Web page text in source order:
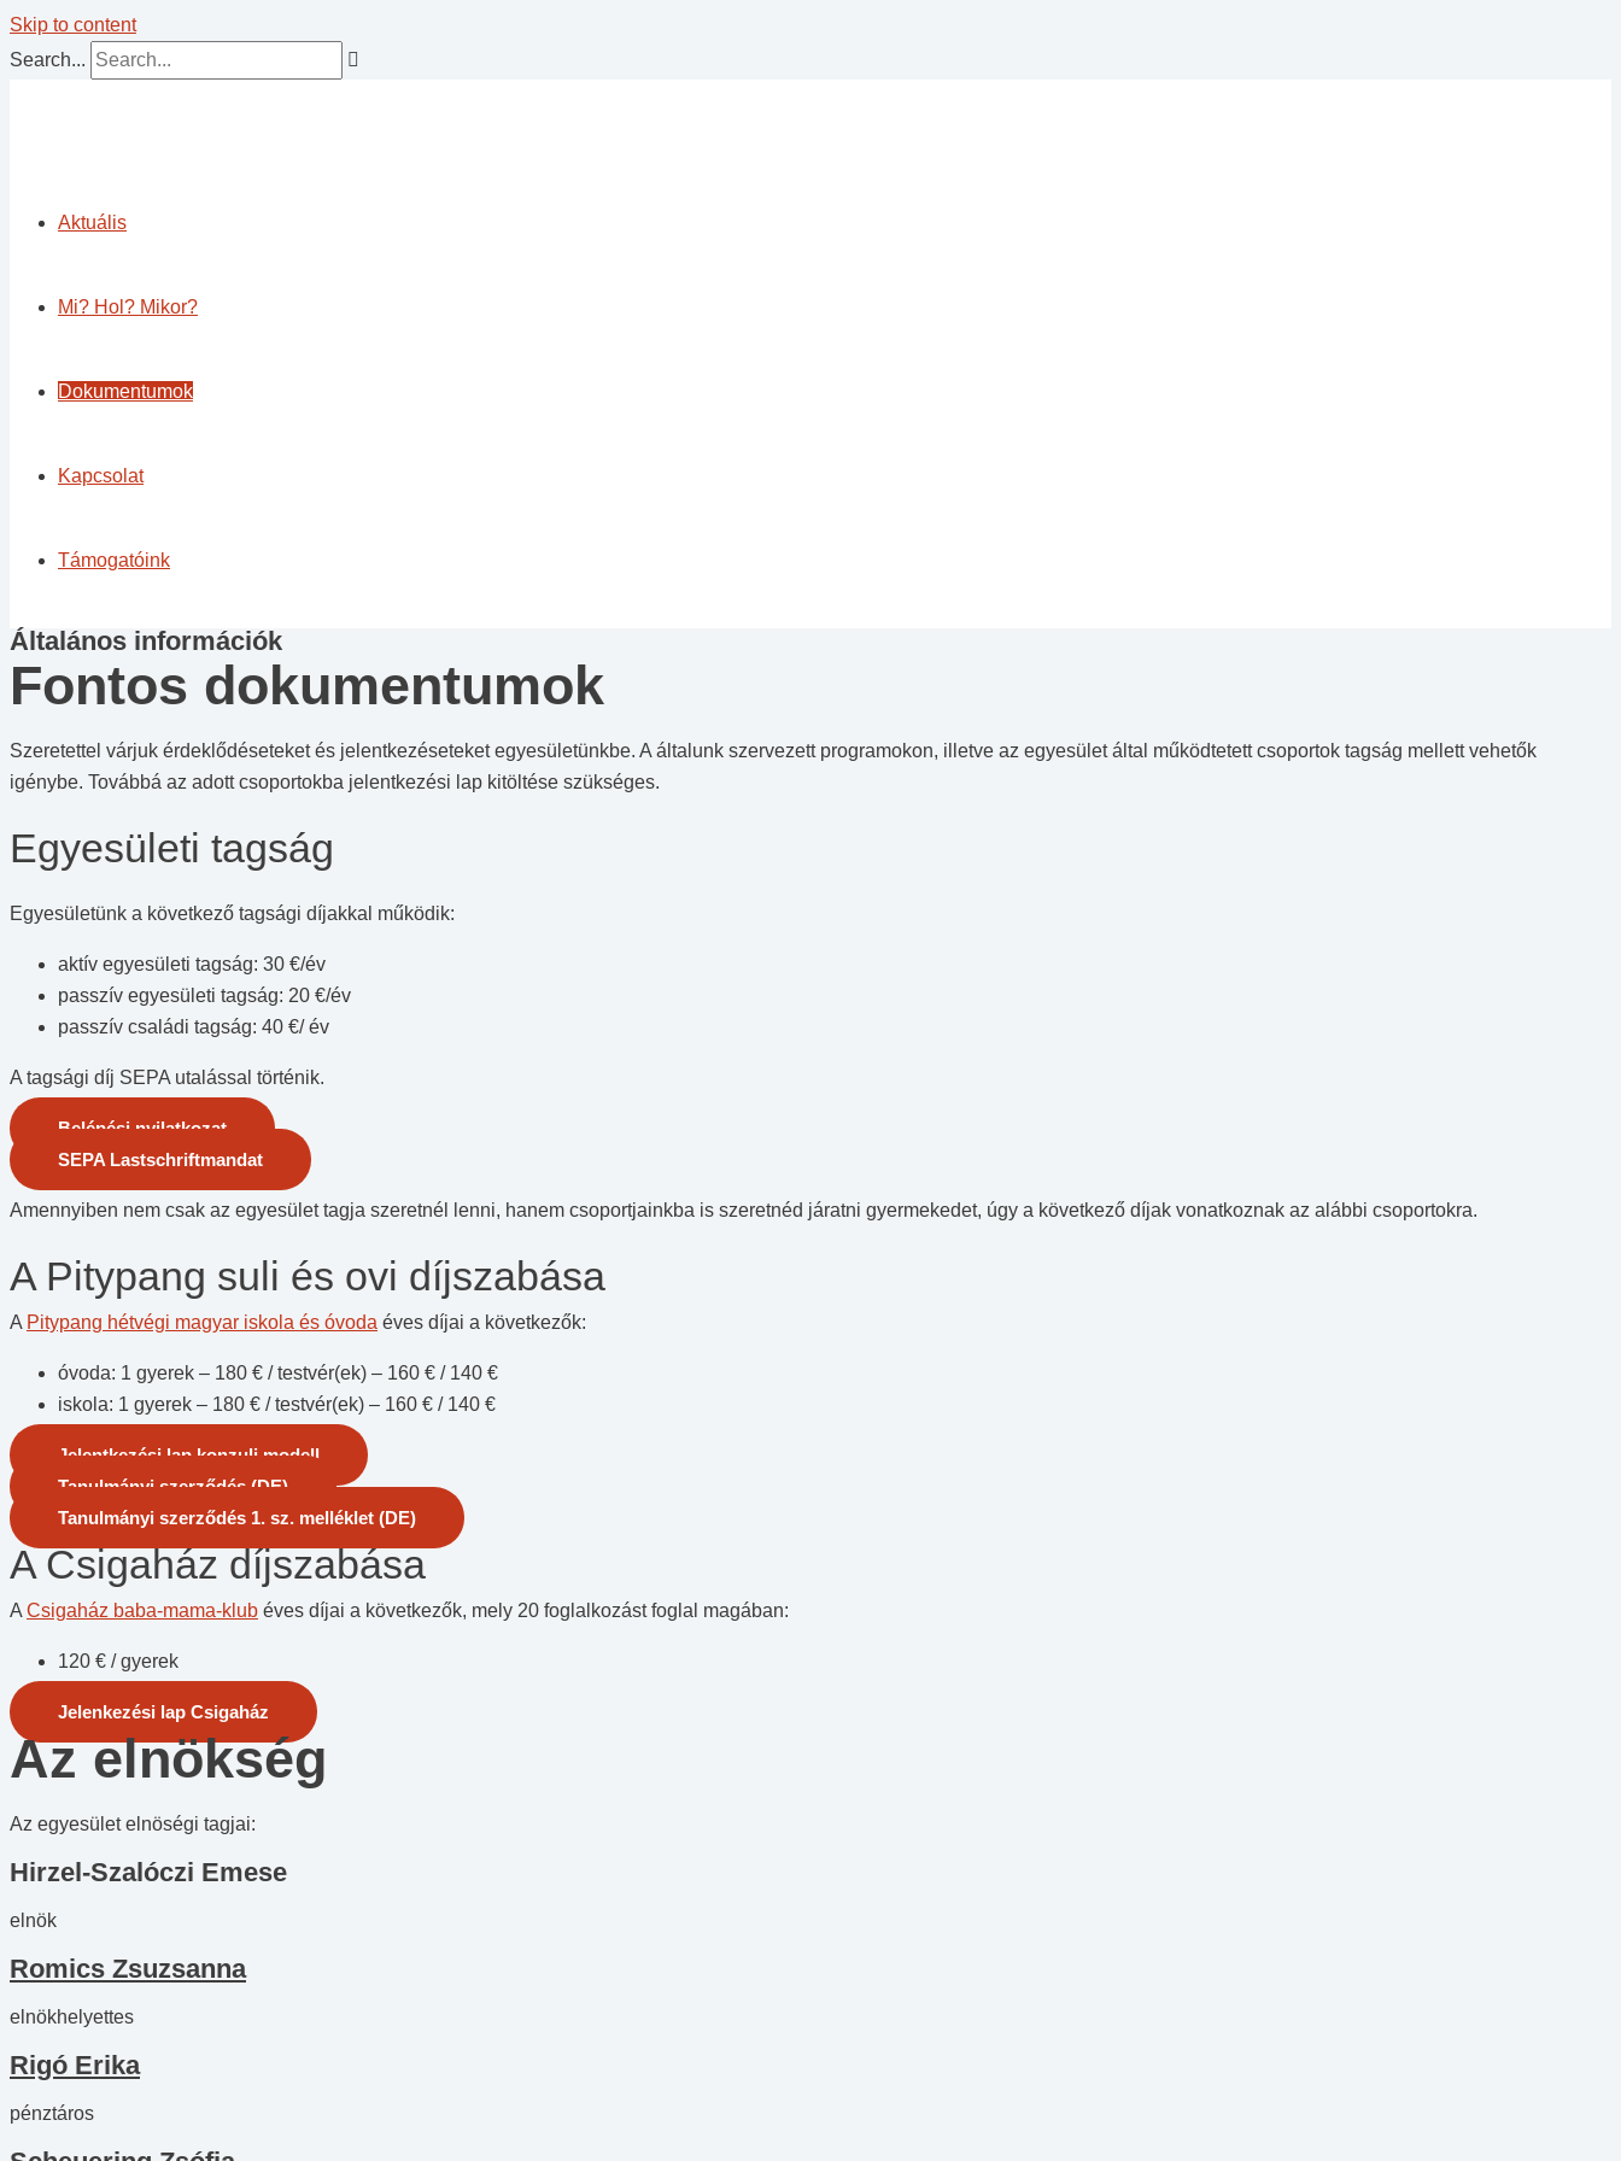
Skip to content
Search...
Aktuális
Mi? Hol? Mikor?
Dokumentumok
Kapcsolat
Támogatóink
Általános információk
Fontos dokumentumok
Szeretettel várjuk érdeklődéseteket és jelentkezéseteket egyesületünkbe. A általunk szervezett programokon, illetve az egyesület által működtetett csoportok tagság mellett vehetők
igénybe. Továbbá az adott csoportokba jelentkezési lap kitöltése szükséges.
Egyesületi tagság
Egyesületünk a következő tagsági díjakkal működik:
aktív egyesületi tagság: 30 €/év
passzív egyesületi tagság: 20 €/év
passzív családi tagság: 40 €/ év
A tagsági díj SEPA utalással történik.
Belépési nyilatkozat
SEPA Lastschriftmandat
Amennyiben nem csak az egyesület tagja szeretnél lenni, hanem csoportjainkba is szeretnéd járatni gyermekedet, úgy a következő díjak vonatkoznak az alábbi csoportokra.
A Pitypang suli és ovi díjszabása
A Pitypang hétvégi magyar iskola és óvoda éves díjai a következők:
óvoda: 1 gyerek – 180 € / testvér(ek) – 160 € / 140 €
iskola: 1 gyerek – 180 € / testvér(ek) – 160 € / 140 €
Jelentkezési lap konzuli modell
Tanulmányi szerződés (DE)
Tanulmányi szerződés 1. sz. melléklet (DE)
A Csigaház díjszabása
A Csigaház baba-mama-klub éves díjai a következők, mely 20 foglalkozást foglal magában:
120 € / gyerek
Jelenkezési lap Csigaház
Az elnökség
Az egyesület elnöségi tagjai:
Hirzel-Szalóczi Emese​​
elnök
Romics Zsuzsanna
elnökhelyettes
Rigó Erika
pénztáros